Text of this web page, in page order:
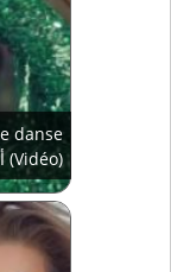
danse
(Arqas - Orkoss) أرقص (Vidéo)